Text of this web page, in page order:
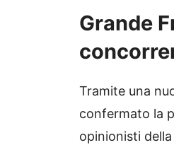
Grande
Tramite una
confermato la
opinionisti